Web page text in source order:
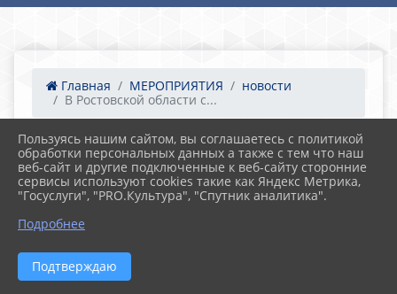
Главная МЕРОПРИЯТИЯ
новости
В Ростовской области с...
05.02.2025 14:50
В Ростовской области состоится единый
прием ветеранов и участников СВО.
Пользуясь нашим сайтом, вы соглашаетесь с политикой
обработки персональных данных а также с тем что наш
веб-сайт и другие подключенные к веб-сайту сторонние
сервисы используют cookies такие как Яндекс Метрика,
"Госуслуги", "PRO.Культура", "Спутник аналитика".
Подробнее
Подтверждаю